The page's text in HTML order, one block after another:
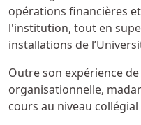
opérations financières
l'institution, tout en
installations de
Outre son expérience
organisationnelle,
cours au niveau